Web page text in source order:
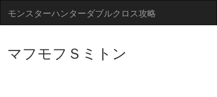
モンスターハンターダブルクロス攻略
マフモフＳミトン